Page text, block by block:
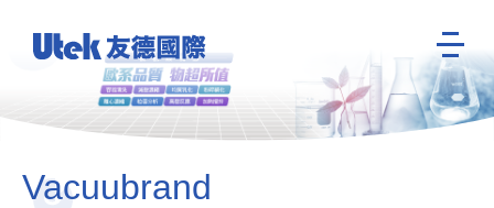
Vacuubrand